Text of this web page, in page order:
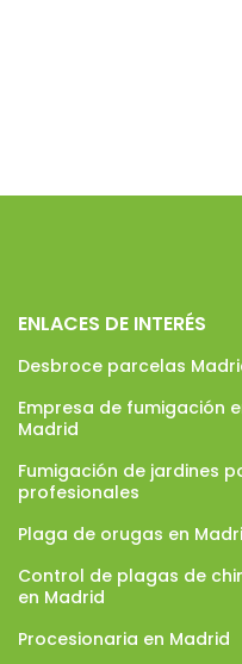
ENLACES DE INTERÉS
Desbroce parcelas
Empresa de fumigación
Madrid
Fumigación de jardines
profesionales
Plaga de orugas en
Control de plagas de
en Madrid
Procesionaria en Madrid